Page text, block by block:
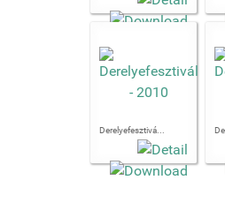
Derelyefesztivá...